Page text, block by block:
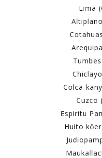
Lima
Colca-
Cuzco
Espiritu
Huito